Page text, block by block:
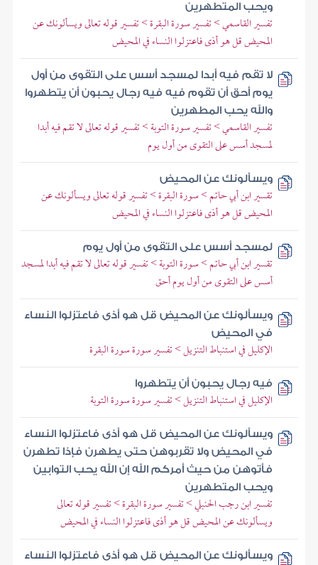
ويحب المتطهرين
تفسير القاسمي > تفسير سورة البقرة > تفسير قوله تعالى ويسألونك عن
المحيض قل هو أذى فاعتزلوا النساء في المحيض
لا تقم فيه أبدا لمسجد أسس على التقوى من أول
يوم أحق أن تقوم فيه فيه رجال يحبون أن يتطهروا
والله يحب المطهرين
تفسير القاسمي > تفسير سورة التوبة > تفسير قوله تعالى لا تقم فيه أبدا
لمسجد أسس على التقوى من أول يوم
ويسألونك عن المحيض
تقسير ابن أبي حاتم > سورة البقرة > تفسير قوله تعالى ويسألونك عن
المحيض قل هو أذى فاعتزلوا النساء في المحيض
لمسجد أسس على التقوى من أول يوم
تقسير ابن أبي حاتم > سورة التوبة > تفسير قوله تعالى لا تقم فيه أبدا لمسجد
أسس على التقوى من أول يوم أحق
ويسألونك عن المحيض قل هو أذى فاعتزلوا النساء
في المحيض
الإكليل في استنباط التنزيل > تفسير سورة سورة البقرة
فيه رجال يحبون أن يتطهروا
الإكليل في استنباط التنزيل > تفسير سورة سورة التوبة
ويسألونك عن المحيض قل هو أذى فاعتزلوا النساء
في المحيض ولا تقربوهن حتى يطهرن فإذا تطهرن
فأتوهن من حيث أمركم الله إن الله يحب التوابين
ويحب المتطهرين
تفسير ابن رجب الحنبلي > تفسير سورة البقرة > تفسير قوله تعالى
ويسألونك عن المحيض قل هو أذى فاعتزلوا النساء في المحيض
ويسألونك عن المحيض قل هو أذى فاعتزلوا النساء